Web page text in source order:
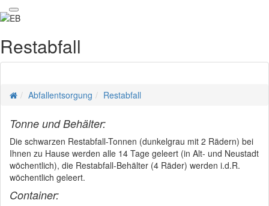
Restabfall
Abfallentsorgung Restabfall
Tonne und Behälter:
Die schwarzen Restabfall-Tonnen (dunkelgrau mit 2 Rädern) bei
Ihnen zu Hause werden alle 14 Tage geleert (in Alt- und Neustadt
wöchentlich), die Restabfall-Behälter (4 Räder) werden i.d.R.
wöchentlich geleert.
Container: